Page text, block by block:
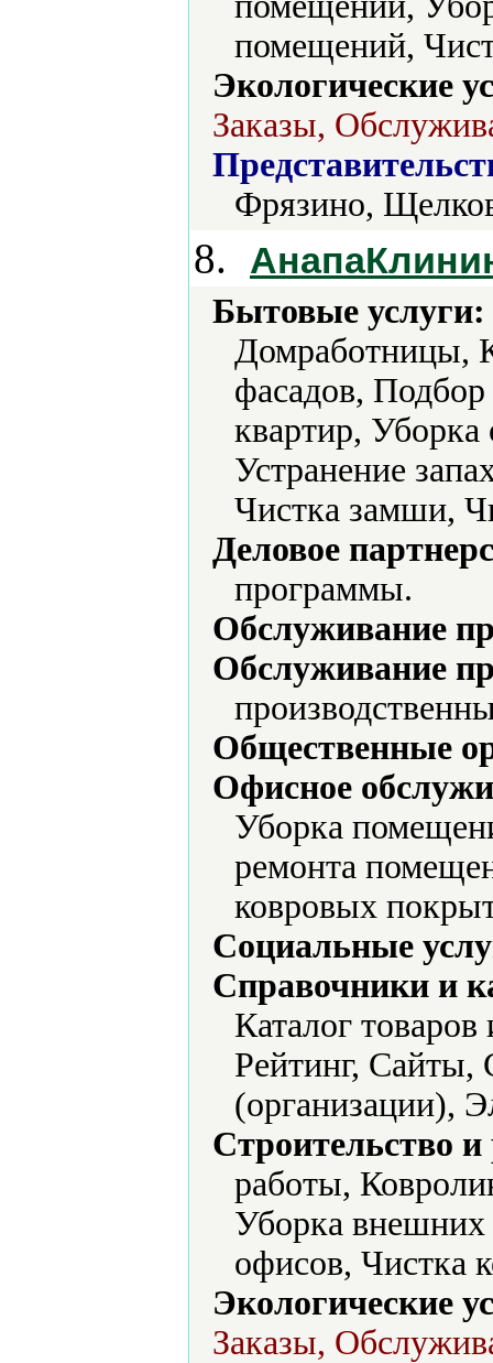
помещений,
Экологические
Заказы,
Фрязино,
8.
Бытовые услуги:
Домработницы,
фасадов,
квартир,
Устранение
Чистка замши,
Деловое
программы.
Обслуживание
Обслуживание
Общественные
Офисное
Уборка
ремонта
ковровых
Социальные
Справочники и
Каталог
Рейтинг,
(организации),
Строительство
работы,
Уборка внешних
офисов, Чистка
Экологические
Заказы,